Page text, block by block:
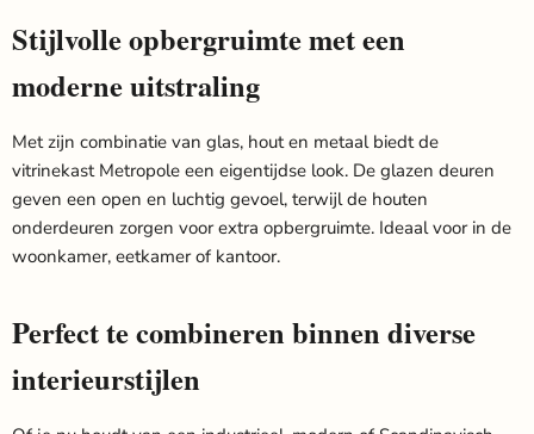
Stijlvolle opbergruimte met een
moderne uitstraling
Met zijn combinatie van glas, hout en metaal biedt de
vitrinekast Metropole een eigentijdse look. De glazen deuren
geven een open en luchtig gevoel, terwijl de houten
onderdeuren zorgen voor extra opbergruimte. Ideaal voor in de
woonkamer, eetkamer of kantoor.
Perfect te combineren binnen diverse
interieurstijlen